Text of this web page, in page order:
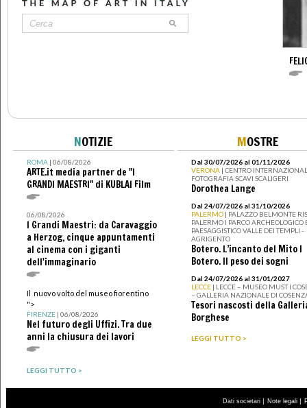
NOTIZIE
ROMA| 06/08/2026
ARTE.it media partner de "I
GRANDI MAESTRI" di KUBLAI Film
06/08/2026
I Grandi Maestri: da Caravaggio
a Herzog, cinque appuntamenti
al cinema con i giganti
dell'immaginario
Il nuovo volto del museo fiorentino
">
FIRENZE| 06/08/2026
Nel futuro degli Uffizi. Tra due
anni la chiusura dei lavori
LEGGI TUTTO >
MOSTRE
Dal 30/07/2026 al 01/11/2026
VERONA | CENTRO
FOTOGRAFIA SCAVI SCALIGERI
Dorothea Lange
Dal 24/07/2026 al 31/10/2026
PALERMO | PALAZZO BELMONTE
PALERMO I PARCO ARCHEOLOGICO
PAESAGGISTICO VALLE DEI TEMPLI -
AGRIGENTO
Botero. L’incanto del Mito I
Botero. Il peso dei sogni
Dal 24/07/2026 al 31/01/2027
LECCE | LECCE – MUSEO MUST I
– GALLERIA NAZIONALE DI
Tesori nascosti della
Borghese
LEGGI TUTTO >
Dati societari | Note legali |